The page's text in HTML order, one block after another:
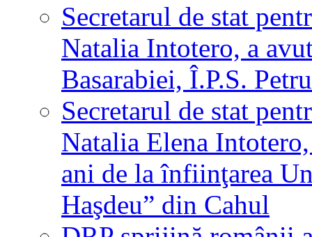
Secretarul de stat
Natalia Intotero, a
Basarabiei, Î.P.S. Petru
Secretarul de stat
Natalia Elena
ani de la înfiinţarea
Haşdeu” din Cahul